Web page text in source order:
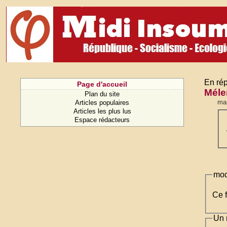
Page d'accueil
Plan du site
Articles populaires
Articles les plus lus
Espace rédacteurs
En
.
Ce
Un